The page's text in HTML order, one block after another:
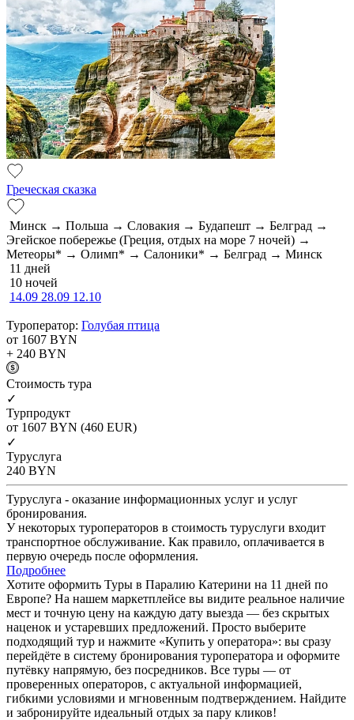
Греческая сказка
Минск → Польша → Словакия → Будапешт → Белград →
Эгейское побережье (Греция, отдых на море 7 ночей) →
Метеоры* → Олимп* → Салоники* → Белград → Минск
11 дней
10 ночей
14.09 28.09 12.10
Туроператор: Голубая птица
от 1607 BYN
+ 240 BYN
Cтоимость тура
✓
Турпродукт
от 1607 BYN (460 EUR)
✓
Туруслуга
240 BYN
Туруслуга - оказание информационных услуг и услуг
бронирования.
У некоторых туроператоров в стоимость туруслуги входит
транспортное обслуживание. Как правило, оплачивается в
первую очередь после оформления.
Подробнее
Хотите оформить Туры в Паралию Катерини на 11 дней по
Европе? На нашем маркетплейсе вы видите реальное наличие
мест и точную цену на каждую дату выезда — без скрытых
наценок и устаревших предложений. Просто выберите
подходящий тур и нажмите «Купить у оператора»: вы сразу
перейдёте в систему бронирования туроператора и оформите
путёвку напрямую, без посредников. Все туры — от
проверенных операторов, с актуальной информацией,
гибкими условиями и мгновенным подтверждением. Найдите
и забронируйте идеальный отдых за пару кликов!